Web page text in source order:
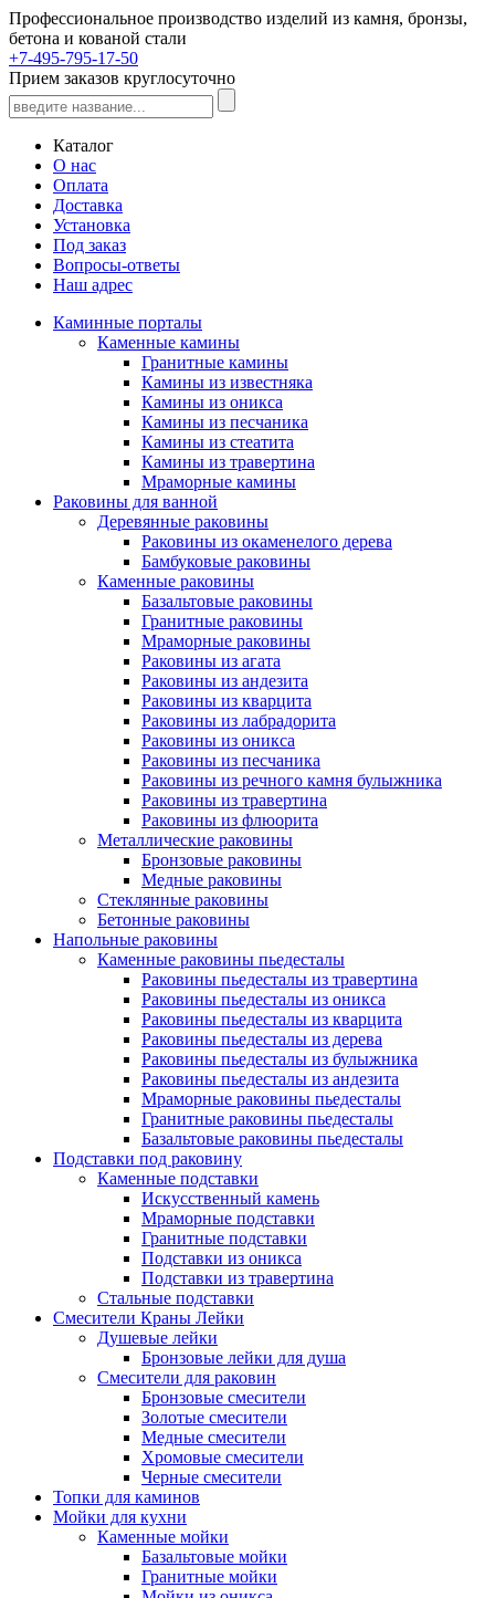
Профессиональное производство изделий из камня, бронзы,
бетона и кованой стали
+7-495-795-17-50
Прием заказов круглосуточно
Каталог
О нас
Оплата
Доставка
Установка
Под заказ
Вопросы-ответы
Наш адрес
Каминные порталы
Каменные камины
Гранитные камины
Камины из известняка
Камины из оникса
Камины из песчаника
Камины из стеатита
Камины из травертина
Мраморные камины
Раковины для ванной
Деревянные раковины
Раковины из окаменелого дерева
Бамбуковые раковины
Каменные раковины
Базальтовые раковины
Гранитные раковины
Мраморные раковины
Раковины из агата
Раковины из андезита
Раковины из кварцита
Раковины из лабрадорита
Раковины из оникса
Раковины из песчаника
Раковины из речного камня булыжника
Раковины из травертина
Раковины из флюорита
Металлические раковины
Бронзовые раковины
Медные раковины
Стеклянные раковины
Бетонные раковины
Напольные раковины
Каменные раковины пьедесталы
Раковины пьедесталы из травертина
Раковины пьедесталы из оникса
Раковины пьедесталы из кварцита
Раковины пьедесталы из дерева
Раковины пьедесталы из булыжника
Раковины пьедесталы из андезита
Мраморные раковины пьедесталы
Гранитные раковины пьедесталы
Базальтовые раковины пьедесталы
Подставки под раковину
Каменные подставки
Искусственный камень
Мраморные подставки
Гранитные подставки
Подставки из оникса
Подставки из травертина
Стальные подставки
Смесители Краны Лейки
Душевые лейки
Бронзовые лейки для душа
Смесители для раковин
Бронзовые смесители
Золотые смесители
Медные смесители
Хромовые смесители
Черные смесители
Топки для каминов
Мойки для кухни
Каменные мойки
Базальтовые мойки
Гранитные мойки